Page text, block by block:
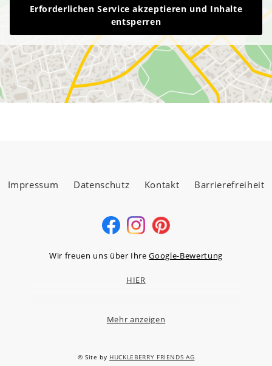
Erforderlichen Service akzeptieren und Inhalte
entsperren
Impressum Datenschutz Kontakt Barrierefreiheit
Wir freuen uns über IhreGoogle-Bewertung
HIER
Niederstedter Weg 13A – 17, 61348 Bad Homburg v.d.H.
Mehr anzeigen
© Site by HUCKLEBERRY FRIENDS AG